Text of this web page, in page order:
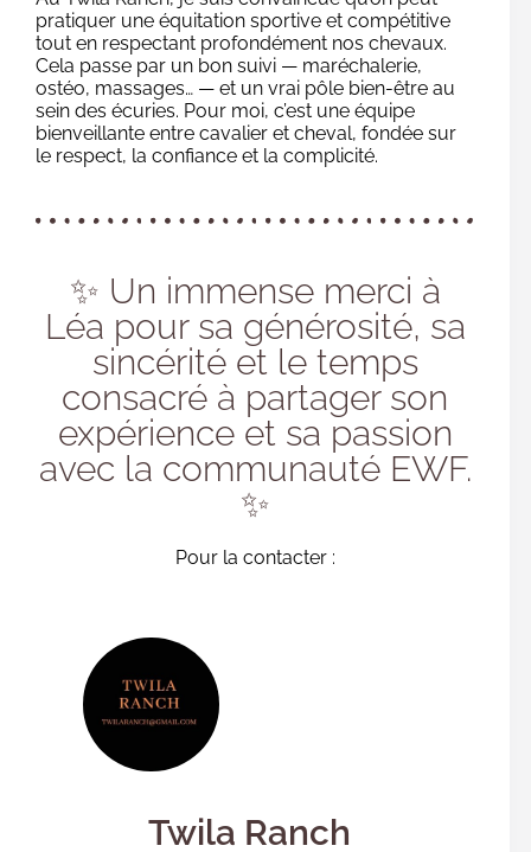
pratiquer une équitation sportive et compétitive
tout en respectant profondément nos chevaux.
Cela passe par un bon suivi — maréchalerie,
ostéo, massages… — et un vrai pôle bien-être au
sein des écuries. Pour moi, c’est une équipe
bienveillante entre cavalier et cheval, fondée sur
le respect, la confiance et la complicité.
✨ Un immense merci à
Léa pour sa générosité, sa
sincérité et le temps
consacré à partager son
expérience et sa passion
avec la communauté EWF.
✨
Pour la contacter :
Twila Ranch